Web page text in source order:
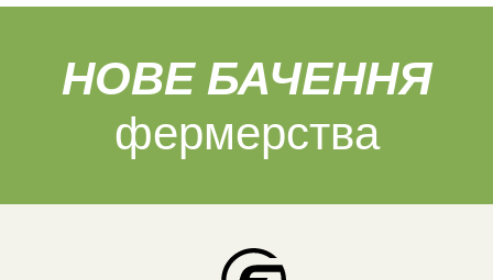
НОВЕ БАЧЕННЯ
фермерства